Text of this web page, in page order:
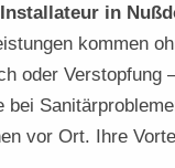
Installateur in
kommen
oder
vor Ort. Ihre